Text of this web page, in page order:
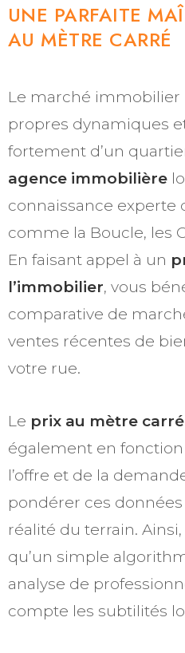
UNE PARFAITE
AU MÈTRE CARRÉ
Le marché immobilier
propres dynamiques
fortement d’un
agence immobilière
connaissance experte
comme la Boucle, les
En faisant appel à un
l’immobilier, vous
comparative de
ventes récentes de
votre rue.
Le prix au mètre
également en fonction
l’offre et de la
pondérer ces
réalité du terrain. Ainsi,
qu’un simple
analyse de
compte les subtilités